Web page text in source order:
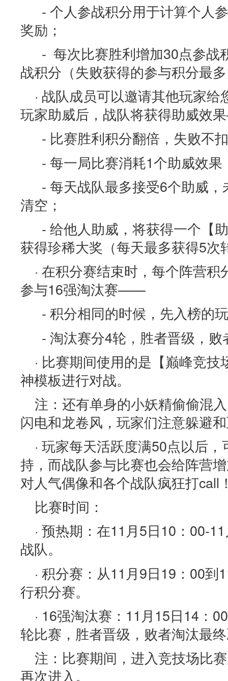
- 个人参战积分用于计算个人
奖励；
- 每次比赛胜利增加30点参战
战积分（失败获得的参与积分最
· 战队成员可以邀请其他玩家
玩家助威后，战队将获得助威效
- 比赛胜利积分翻倍，失败不
- 每一局比赛消耗1个助威效果
- 每天战队最多接受6个助威
清空；
- 给他人助威，将获得一个【
获得珍稀大奖（每天最多获得5次
· 在积分赛结束时，每个阵营
参与16强淘汰赛——
- 积分相同的时候，先入榜的
- 淘汰赛分4轮，胜者晋级，败
· 比赛期间使用的是【巅峰竞
神模板进行对战。
注：还有单身的小妖精偷偷混
闪电和龙卷风，玩家们注意躲避
· 玩家每天活跃度满50点以后
持，而战队参与比赛也会给阵营
对人气偶像和各个战队疯狂打call
比赛时间：
· 预热期：在11月5日10：00-
战队。
· 积分赛：从11月9日19：00
行积分赛。
· 16强淘汰赛：11月15日14：
轮比赛，胜者晋级，败者淘汰最
注：比赛期间，进入竞技场比
再次进入。